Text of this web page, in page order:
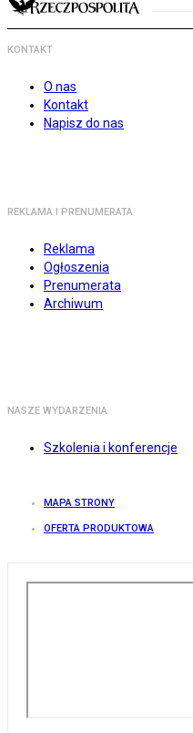
KONTAKT
O nas
Kontakt
Napisz do nas
REKLAMA I PRENUMERATA
Reklama
Ogłoszenia
Prenumerata
Archiwum
NASZE WYDARZENIA
Szkolenia i konferencje
MAPA STRONY
OFERTA PRODUKTOWA